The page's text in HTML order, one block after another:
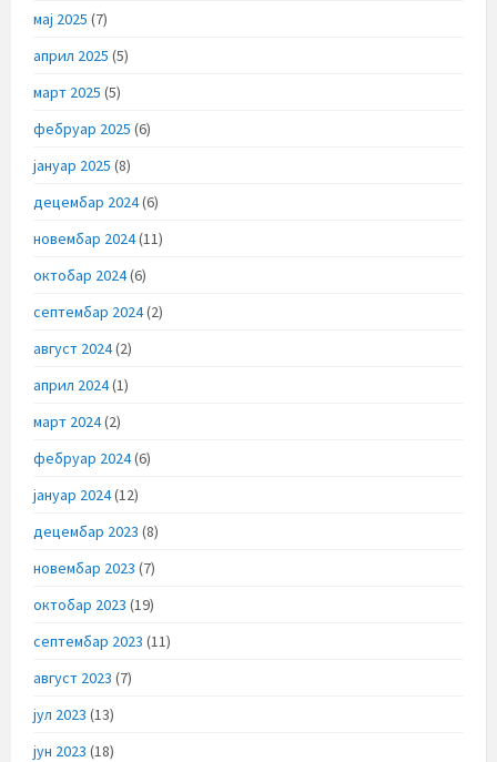
мај 2025 (7)
април 2025 (5)
март 2025 (5)
фебруар 2025 (6)
јануар 2025 (8)
децембар 2024(6)
новембар 2024(11)
октобар 2024(6)
септембар 2024(2)
август 2024(2)
април 2024(1)
март 2024(2)
фебруар 2024(6)
јануар 2024(12)
децембар 2023 (8)
новембар 2023 (7)
октобар 2023 (19)
септембар 2023 (11)
август 2023 (7)
јул 2023 (13)
јун 2023 (18)